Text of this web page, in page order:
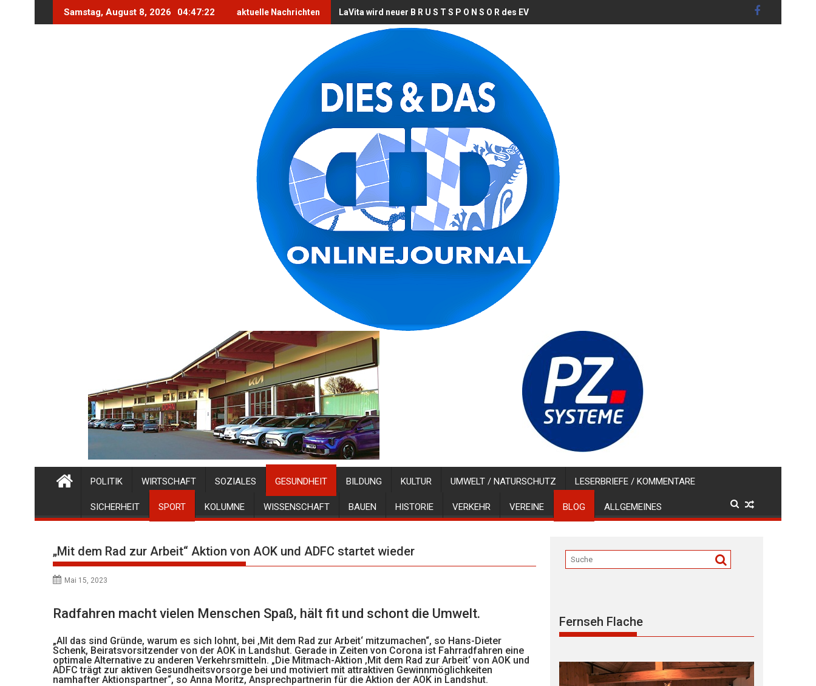
Samstag, August 8, 2026 04:47:24 aktuelle Nachrichten LaVita wird neuer B R U S T S P O N S O R des EV Landshut
POLITIK WIRTSCHAFT SOZIALES GESUNDHEIT BILDUNG KULTUR UMWELT / NATURSCHUTZ LESERBRIEFE / KOMMENTARE
SICHERHEIT SPORT KOLUMNE WISSENSCHAFT BAUEN HISTORIE VERKEHR VEREINE BLOG ALLGEMEINES
„Mit dem Rad zur Arbeit“ Aktion von AOK und ADFC startet wieder
Mai 15, 2023
Radfahren macht vielen Menschen Spaß, hält fit und schont die Umwelt.
„All das sind Gründe, warum es sich lohnt, bei ‚Mit dem Rad zur Arbeit‘ mitzumachen“, so Hans-Dieter
Schenk, Beiratsvorsitzender von der AOK in Landshut. Gerade in Zeiten von Corona ist Fahrradfahren eine
optimale Alternative zu anderen Verkehrsmitteln. „Die Mitmach-Aktion ‚Mit dem Rad zur Arbeit‘ von AOK und
ADFC trägt zur aktiven Gesundheitsvorsorge bei und motiviert mit attraktiven Gewinnmöglichkeiten
namhafter Aktionspartner“, so Anna Moritz, Ansprechpartnerin für die Aktion der AOK in Landshut.
Fernseh Flache